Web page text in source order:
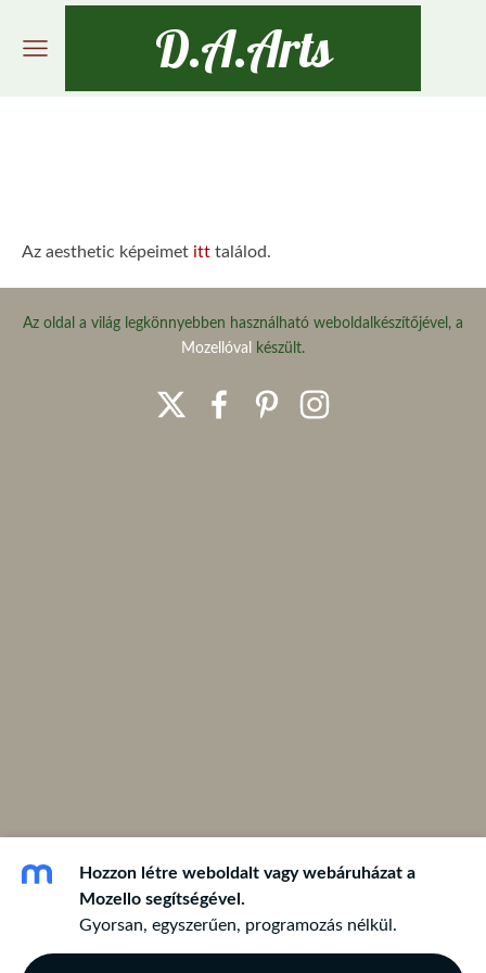
D.A.Arts
Az aesthetic képeimet itttalálod.
Az oldal a világ legkönnyebben használható weboldalkészítőjével, a
Mozellóval készült.
Hozzon létre weboldalt vagy webáruházat a
Mozello segítségével.
Gyorsan, egyszerűen, programozás nélkül.